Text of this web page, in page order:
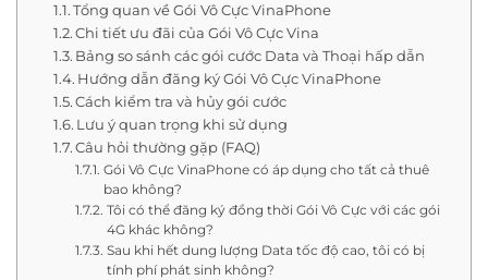
Tổng quan về Gói Vô Cực VinaPhone
Chi tiết ưu đãi của Gói Vô Cực Vina
Bảng so sánh các gói cước Data và Thoại hấp dẫn
Hướng dẫn đăng ký Gói Vô Cực VinaPhone
Cách kiểm tra và hủy gói cước
Lưu ý quan trọng khi sử dụng
Câu hỏi thường gặp (FAQ)
Gói Vô Cực VinaPhone có áp dụng cho tất cả thuê
bao không?
Tôi có thể đăng ký đồng thời Gói Vô Cực với các gói
4G khác không?
Sau khi hết dung lượng Data tốc độ cao, tôi có bị
tính phí phát sinh không?